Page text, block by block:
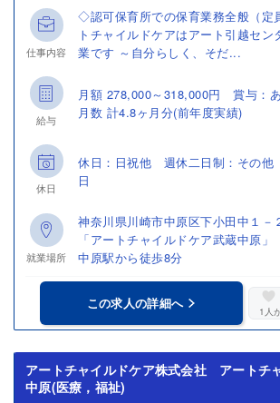
仕事内容
◇認可保育所での保育業務全般（定
トチャイルドケアはアート引越セン
業です ～自分らしく、そだ...
給与
月額 278,000～318,000円 賞与
月数 計4.8ヶ月分(前年度実績)
休日
休日：日祝他 週休二日制：その
日
就業場所
神奈川県川崎市中原区下小田中１
「アートチャイルドケア武蔵中原
中原駅から徒歩8分
この求人の詳細へ 1 人
アートチャイルドケア株式会社 アートチ
中原(医療，福祉)